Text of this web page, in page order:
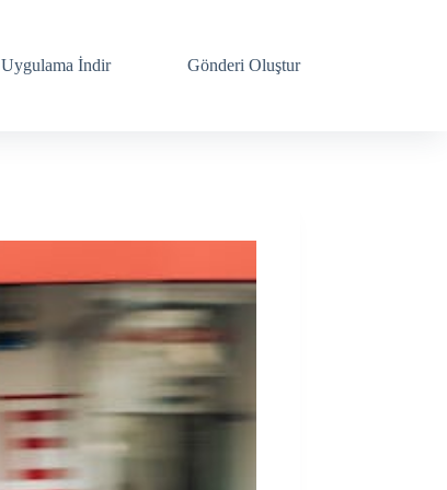
Uygulama İndir Gönderi Oluştur